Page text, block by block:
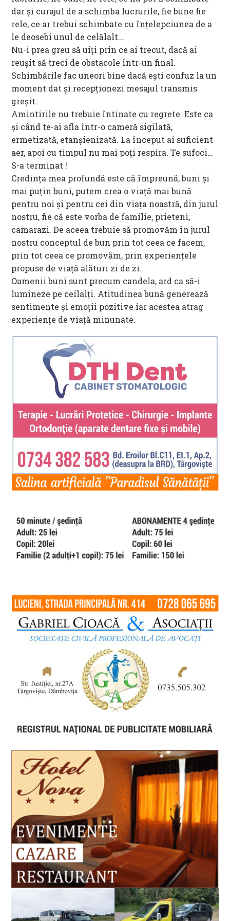
dar și curajul de a schimba lucrurile, fie bune fie
rele, ce ar trebui schimbate cu înțelepciunea de a
le deosebi unul de celălalt…
Nu-i prea greu să uiți prin ce ai trecut, dacă ai
reușit să treci de obstacole într-un final.
Schimbările fac uneori bine dacă ești confuz la un
moment dat și recepționezi mesajul transmis
greșit.
Amintirile nu trebuie întinate cu regrete. Este ca
și când te-ai afla într-o cameră sigilată,
ermetizată, etanșienizată. La început ai suficient
aer, apoi cu timpul nu mai poți respira. Te sufoci…
S-a terminat !
Credința mea profundă este că împreună, buni și
mai puțin buni, putem crea o viață mai bună
pentru noi și pentru cei din viața noastră, din jurul
nostru, fie că este vorba de familie, prieteni,
camarazi. De aceea trebuie să promovăm în jurul
nostru conceptul de bun prin tot ceea ce facem,
prin tot ceea ce promovăm, prin experiențele
propuse de viață alături zi de zi.
Oamenii buni sunt precum candela, ard ca să-i
lumineze pe ceilalți. Atitudinea bună generează
sentimente și emoții pozitive iar acestea atrag
experiențe de viață minunate.